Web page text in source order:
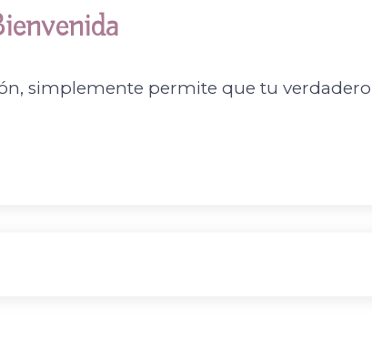
simplemente permite que tu verdadero